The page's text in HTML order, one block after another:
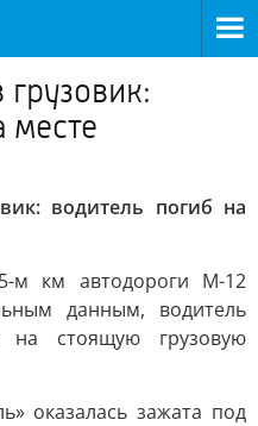
грузовик:
месте
водитель погиб на
м км автодороги М-12
данным, водитель
на стоящую грузовую
оказалась зажата под